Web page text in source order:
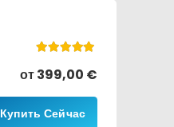
от399,00 €
Купить Сейчас